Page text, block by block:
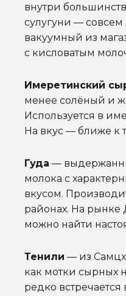
внутри
сулугуни — совсем
вакуумный из
с кисловатым
Имеретинский
менее солёный и
Используется в
На вкус — ближе к
Гуда —
молока с
вкусом.
районах. На рынке
можно найти
Тенили — из
как мотки сырных
редко